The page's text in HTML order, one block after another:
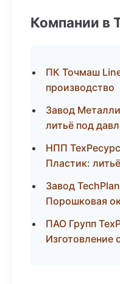
Компании в
ПК Точмаш
производство
Завод
литьё под
НПП
Пластик:
Завод
Порошковая
ПАО Групп
Изготовление